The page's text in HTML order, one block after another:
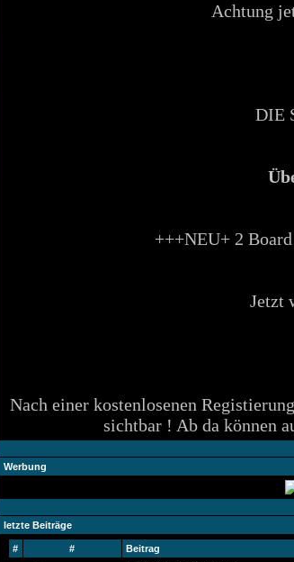
Achtung
DIE
+++NEU+ 2
Jetzt
Nach einer kostenlosenen
sichtbar ! Ab da können
Werbung
letzte Beiträge
# # Beitrag